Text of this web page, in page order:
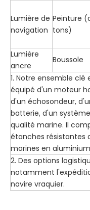
Lumière de
navigation
Peinture
tons)
Lumière
ancre
Boussole
1. Notre ensemble
équipé d'un moteur
d'un échosondeur,
batterie, d'un
qualité marine. Il
étanches résistantes
marines en
2. Des options
notamment
navire vraquier.